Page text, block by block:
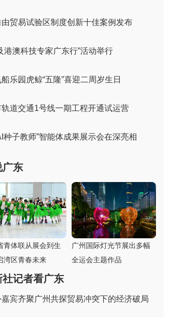
由贸易试验区制度创新十佳案例发布
港澳科技专家广东行”活动举行
乐园虎鲸“五隆”喜迎二周岁生日
轨道交通1号线一期工程开通试运营
种子教师”智能体成果展示会在深亮相
广东
青体联从展会到生
湾区青春未来
广州国际灯光节展出多幅
全运会主题作品
社记者看广东
宾齐聚广州共探贸易冲突下的经济破局